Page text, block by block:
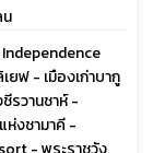
น
ฟ - เมืองเก่าบากู
รวานชาห์ -
ห่งชามาคี -